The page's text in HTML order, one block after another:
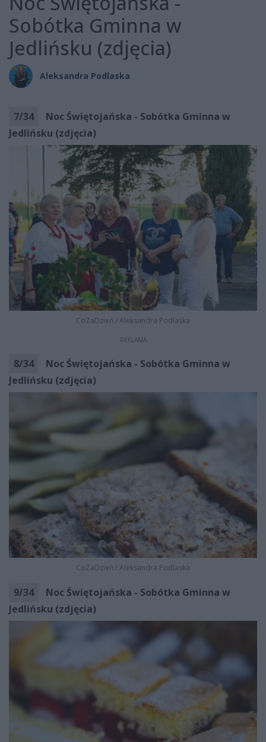
Sobótka Gminna w
Jedlińsku (zdjęcia)
Aleksandra Podlaska
7/34
Noc Świętojańska - Sobótka Gminna w
Jedlińsku (zdjęcia)
CoZaDzień /Aleksandra Podlaska
REKLAMA
8/34
Noc Świętojańska - Sobótka Gminna w
Jedlińsku (zdjęcia)
CoZaDzień /Aleksandra Podlaska
9/34
Noc Świętojańska - Sobótka Gminna w
Jedlińsku (zdjęcia)